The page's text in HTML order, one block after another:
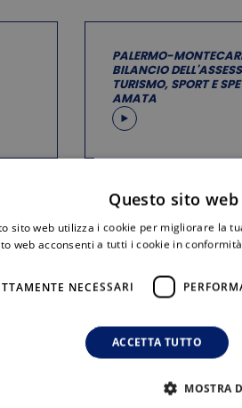
PALERMO-
BILANCIO
TURISMO, SPORT E
AMATA
INTERVISTE A
Questo sito
sito web utilizza i cookie per migliorare la
web acconsenti a tutti i cookie in
NECESSARI
ACCETTA TUTTO
MOSTRA